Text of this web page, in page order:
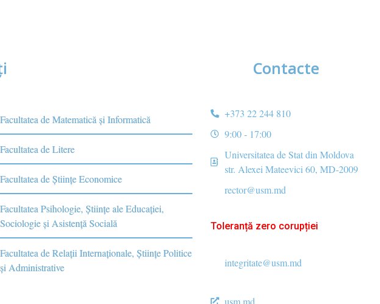
Facultatea de Matematică şi Informatică
Facultatea de Litere
Facultatea de Științe Economice
Facultatea Psihologie, Ştiinţe ale Educaţiei,
Sociologie și Asistență Socială
Facultatea de Relaţii Internaţionale, Ştiinţe Politice
şi Administrative
Contacte
+373 22 244 810
9:00 - 17:00
Universitatea de Stat din Moldova
str. Alexei Mateevici 60, MD-2009
rector@usm.md
Toleranță zero corupției
integritate@usm.md
usm.md